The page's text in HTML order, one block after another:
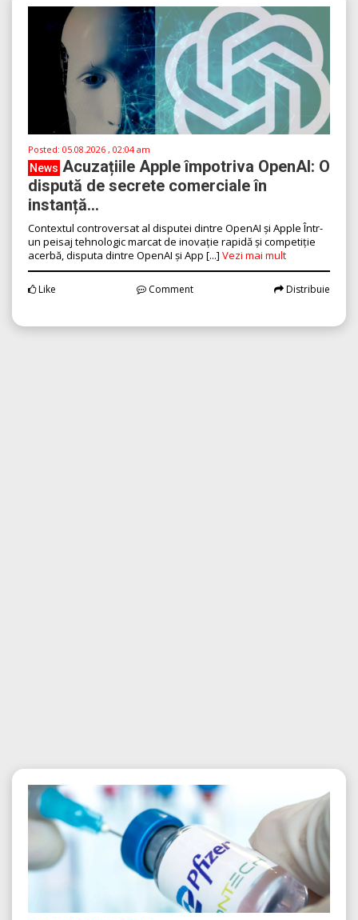
Posted: 05.08.2026 , 02:04 am
News Acuzațiile Apple împotriva OpenAI: O
dispută de secrete comerciale în
instanță...
Contextul controversat al disputei dintre OpenAI și Apple Într-
un peisaj tehnologic marcat de inovație rapidă și competiție
acerbă, disputa dintre OpenAI și App [...] Vezi mai mult
Like Comment Distribuie